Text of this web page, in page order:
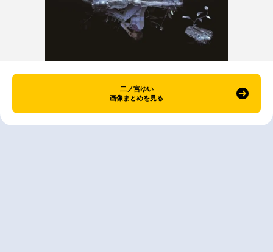
二ノ宮ゆい
画像まとめを見る